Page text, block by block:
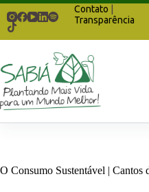
Pular
para
conteúdo
Contato
Transparência
O Consumo Sustentável | Cantos